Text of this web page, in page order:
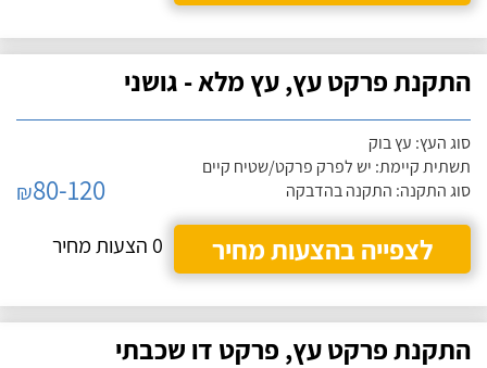
התקנת פרקט עץ, עץ מלא - גושני
סוג העץ: עץ בוק
תשתית קיימת: יש לפרק פרקט/שטיח קיים
סוג התקנה: התקנה בהדבקה
₪80-120
לצפייה בהצעות מחיר
0 הצעות מחיר
התקנת פרקט עץ, פרקט דו שכבתי